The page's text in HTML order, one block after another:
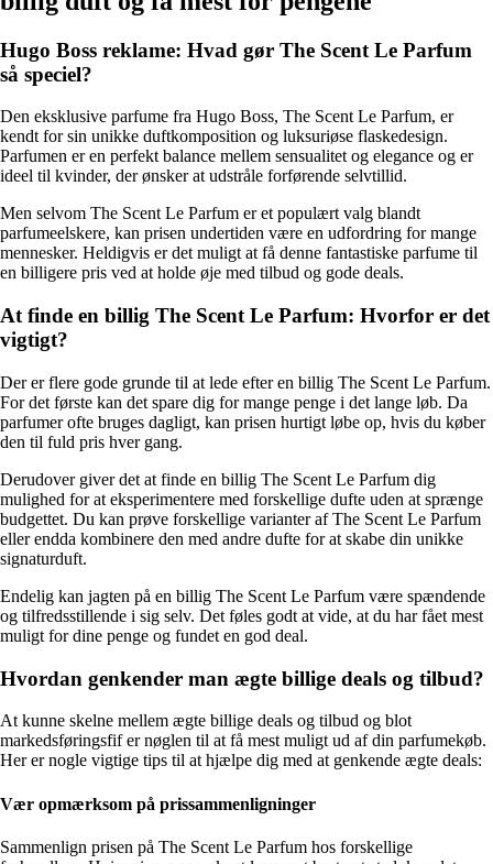
Hugo Boss reklame: Hvad gør The Scent Le Parfum
så speciel?
Den eksklusive parfume fra Hugo Boss, The Scent Le Parfum, er
kendt for sin unikke duftkomposition og luksuriøse flaskedesign.
Parfumen er en perfekt balance mellem sensualitet og elegance og er
ideel til kvinder, der ønsker at udstråle forførende selvtillid.
Men selvom The Scent Le Parfum er et populært valg blandt
parfumeelskere, kan prisen undertiden være en udfordring for mange
mennesker. Heldigvis er det muligt at få denne fantastiske parfume til
en billigere pris ved at holde øje med tilbud og gode deals.
At finde en billig The Scent Le Parfum: Hvorfor er det
vigtigt?
Der er flere gode grunde til at lede efter en billig The Scent Le Parfum.
For det første kan det spare dig for mange penge i det lange løb. Da
parfumer ofte bruges dagligt, kan prisen hurtigt løbe op, hvis du køber
den til fuld pris hver gang.
Derudover giver det at finde en billig The Scent Le Parfum dig
mulighed for at eksperimentere med forskellige dufte uden at sprænge
budgettet. Du kan prøve forskellige varianter af The Scent Le Parfum
eller endda kombinere den med andre dufte for at skabe din unikke
signaturduft.
Endelig kan jagten på en billig The Scent Le Parfum være spændende
og tilfredsstillende i sig selv. Det føles godt at vide, at du har fået mest
muligt for dine penge og fundet en god deal.
Hvordan genkender man ægte billige deals og tilbud?
At kunne skelne mellem ægte billige deals og tilbud og blot
markedsføringsfif er nøglen til at få mest muligt ud af din parfumekøb.
Her er nogle vigtige tips til at hjælpe dig med at genkende ægte deals:
Vær opmærksom på prissammenligninger
Sammenlign prisen på The Scent Le Parfum hos forskellige